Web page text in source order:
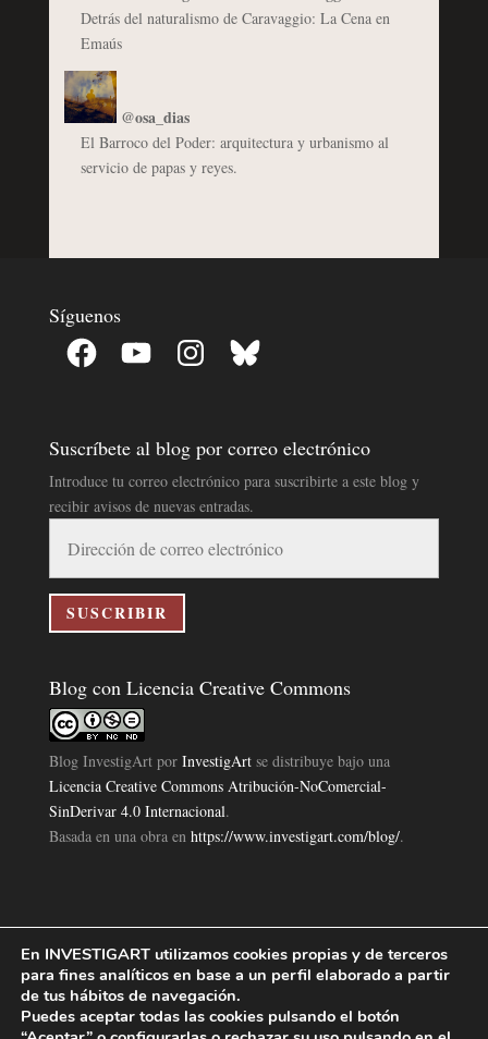
Detrás del naturalismo de Caravaggio: La Cena en
Emaús
@osa_dias
El Barroco del Poder: arquitectura y urbanismo al
servicio de papas y reyes.
Síguenos
Facebook YouTube InstagramBluesky
Suscríbete al blog por correo electrónico
Introduce tu correo electrónico para suscribirte a este blog y
recibir avisos de nuevas entradas.
correo
electrónico
SUSCRIBIR
Blog con Licencia Creative Commons
Blog InvestigArtpor InvestigArtse distribuye bajo una
Licencia Creative Commons Atribución-NoComercial-
SinDerivar 4.0 Internacional.
Basada en una obra en https://www.investigart.com/blog/.
Política de Privacidad|Aviso Legal|Política de Cookies|
Investigart Copyright © 2019. |
En INVESTIGART utilizamos cookies propias y de terceros
para fines analíticos en base a un perfil elaborado a partir
de tus hábitos de navegación.
Puedes aceptar todas las cookies pulsando el botón